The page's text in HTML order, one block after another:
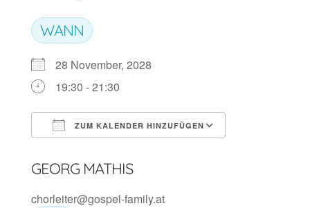
WANN
28 November, 2028
19:30 - 21:30
ZUM KALENDER HINZUFÜGEN
GEORG MATHIS
chorleiter@gospel-family.at